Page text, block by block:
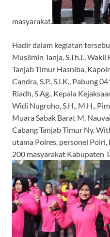
masyarakat.
Hadir dalam kegiatan
Muslimin Tanja, S.Th.I.,
Tanjab Timur Hasniba,
Candra, S.P., S.I.K., Pabung
Riadh, S.Ag., Kepala
Widi Nugroho, S.H., M.H.,
Muara Sabak Barat M.
Cabang Tanjab Timur Ny.
utama Polres, personel
200 masyarakat Kabupaten